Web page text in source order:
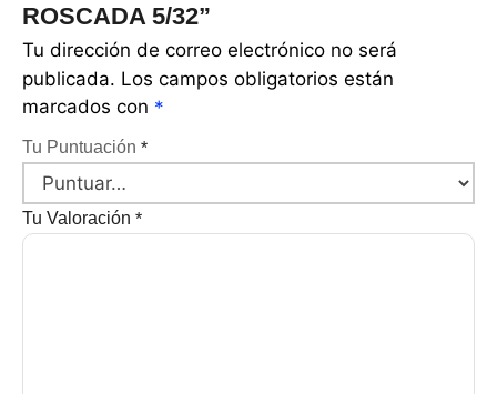
ROSCADA 5/32”
Tu dirección de correo electrónico no será
publicada. Los campos obligatorios están
marcados con *
Tu Puntuación *
Tu Valoración *